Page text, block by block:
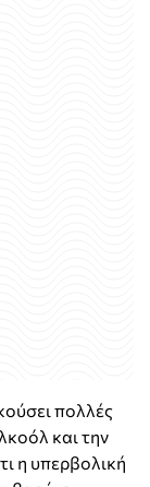
πολλές
και την
η υπερβολική